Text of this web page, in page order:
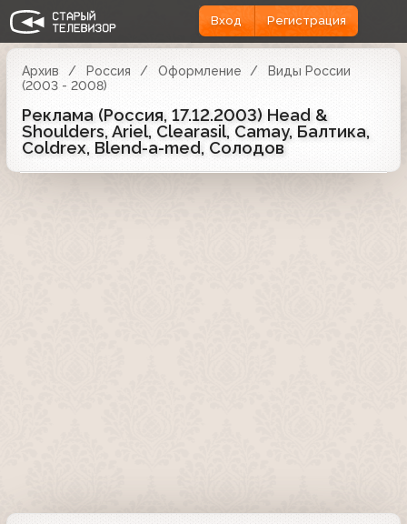
Вход Регистрация
Архив Россия Оформление
Виды России
(2003 - 2008)
Реклама (Россия, 17.12.2003) Head &
Shoulders, Ariel, Clearasil, Camay, Балтика,
Coldrex, Blend-a-med, Солодов